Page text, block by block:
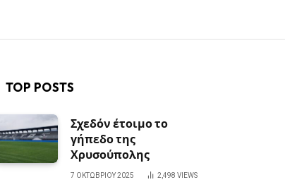
TOP POSTS
Σχεδόν έτοιμο το
γήπεδο της
Χρυσούπολης
7 ΟΚΤΩΒΡΊΟΥ 2025 2,498 VIEWS